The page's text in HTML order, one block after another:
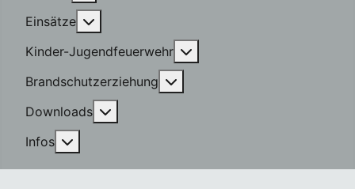
Einsätze
Kinder-Jugendfeuerwehr
Brandschutzerziehung
Downloads
Infos